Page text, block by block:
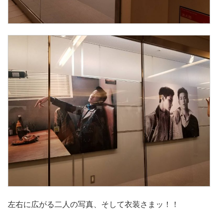
左右に広がる二人の写真、そして衣装さまッ！！